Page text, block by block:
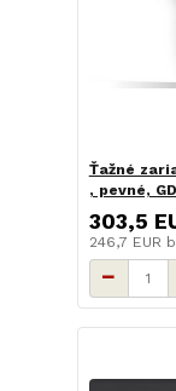
Ťažné
, pevné,
303,5
246,7 EUR